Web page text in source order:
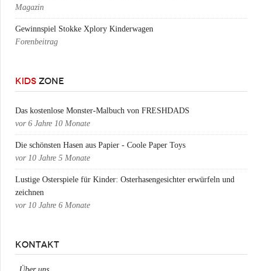
Magazin
Gewinnspiel Stokke Xplory Kinderwagen
Forenbeitrag
KIDS ZONE
Das kostenlose Monster-Malbuch von FRESHDADS
vor 6 Jahre 10 Monate
Die schönsten Hasen aus Papier - Coole Paper Toys
vor 10 Jahre 5 Monate
Lustige Osterspiele für Kinder: Osterhasengesichter erwürfeln und
zeichnen
vor 10 Jahre 6 Monate
KONTAKT